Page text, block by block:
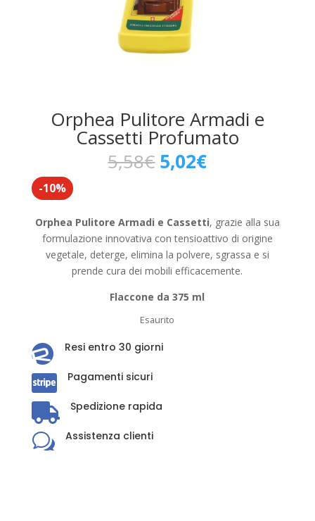
Orphea Pulitore Armadi e
Cassetti Profumato
5,58€ Il
prezzo
5,58€.
5,02€Il
5,02€.
-10%
Orphea Pulitore Armadi e Cassetti, grazie alla sua
formulazione innovativa con tensioattivo di origine
vegetale, deterge, elimina la polvere, sgrassa e si
prende cura dei mobili efficacemente.
Flaccone da 375 ml
Esaurito
 Resi entro 30 giorni
 Pagamenti sicuri
 Spedizione rapida
w Assistenza clienti